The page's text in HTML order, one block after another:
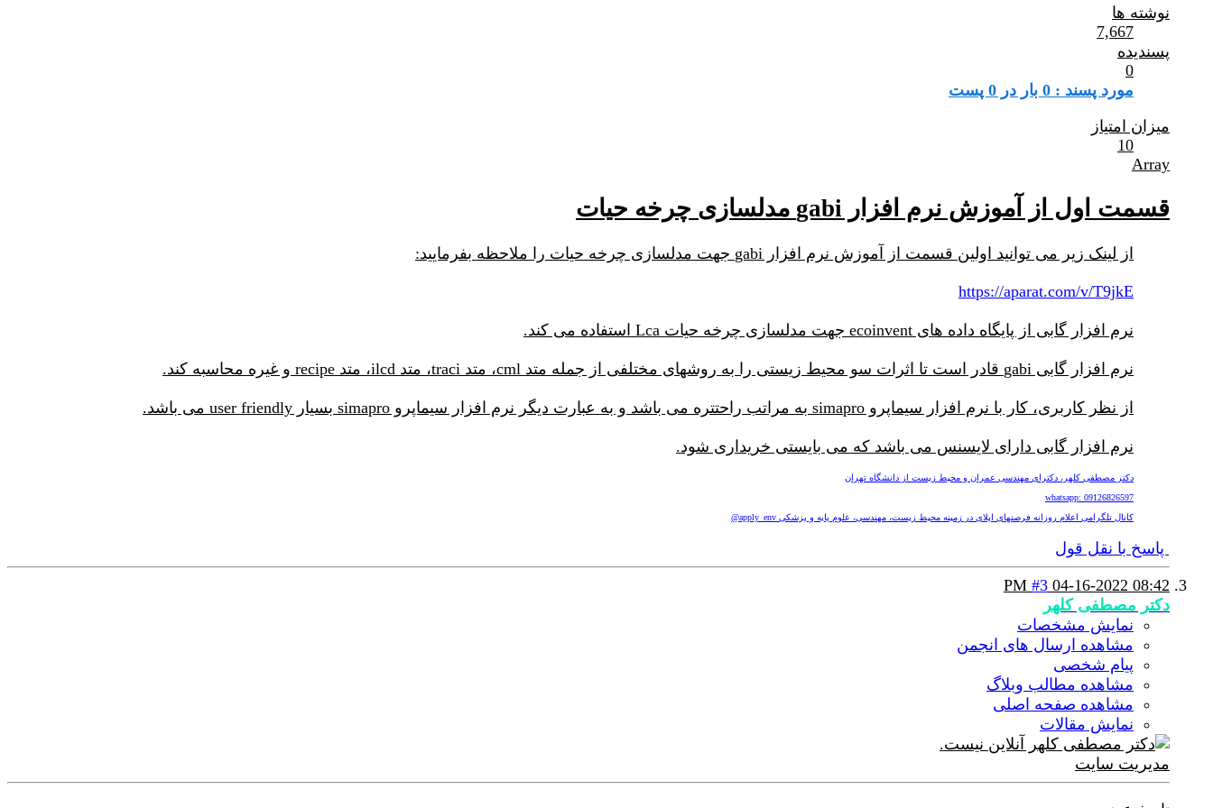
نوشته ها
7,667
پسندیده
0
مورد پسند : 0 بار در 0 پست
میزان امتیاز
10
Array
قسمت اول از آموزش نرم افزار gabi مدلسازی چرخه حیات
از لینک زیر می توانید اولین قسمت از آموزش نرم افزار gabi جهت مدلسازی چرخه حیات را ملاحظه بفرمایید:
https://aparat.com/v/T9jkE
نرم افزار گابی از پایگاه داده های ecoinvent جهت مدلسازی چرخه حیات Lca استفاده می کند.
نرم افزار گابی gabi قادر است تا اثرات سو محیط زیستی را به روشهای مختلفی از جمله متد cml، متد traci، متد ilcd، متد recipe و غیره محاسبه کند.
از نظر کاربری، کار با نرم افزار سیماپرو simapro به مراتب راحتتره می باشد و به عبارت دیگر نرم افزار سیماپرو simapro بسیار user friendly می باشد.
نرم افزار گابی دارای لایسنس می باشد که می بایستی خریداری شود.
دکتر مصطفی کلهر، دکترای مهندسی عمران و محیط زیست از دانشگاه تهران
whatsapp: 09126826597
کانال تلگرامی اعلام روزانه فرصتهای اپلای در زمینه محیط زیست، مهندسی، علوم پایه و پزشکی apply_env@
پاسخ با نقل قول
04-16-2022 08:42 PM
#3
دکتر مصطفی کلهر
نمایش مشخصات
مشاهده ارسال های انجمن
پیام شخصی
مشاهده مطالب وبلاگ
مشاهده صفحه اصلی
نمایش مقالات
مدیریت سایت